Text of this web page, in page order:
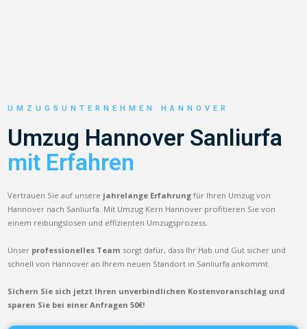
UMZUGSUNTERNEHMEN HANNOVER
Umzug Hannover Sanliurfa
mit Erfahren
Vertrauen Sie auf unsere jahrelange Erfahrung für Ihren Umzug von
Hannover nach Sanliurfa. Mit Umzug Kern Hannover profitieren Sie von
einem reibungslosen und effizienten Umzugsprozess.
Unser professionelles Team sorgt dafür, dass Ihr Hab und Gut sicher und
schnell von Hannover an Ihrem neuen Standort in Sanliurfa ankommt.
Sichern Sie sich jetzt Ihren unverbindlichen Kostenvoranschlag und
sparen Sie bei einer Anfragen 50€!